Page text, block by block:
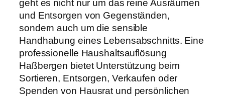
geht es nicht nur um das reine Ausräumen
und Entsorgen von Gegenständen,
sondern auch um die sensible
Handhabung eines Lebensabschnitts. Eine
professionelle Haushaltsauflösung
Haßbergen bietet Unterstützung beim
Sortieren, Entsorgen, Verkaufen oder
Spenden von Hausrat und persönlichen